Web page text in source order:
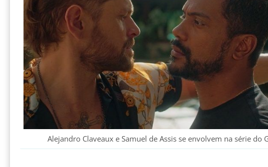
Alejandro Claveaux e Samuel de Assis se envolvem na série do